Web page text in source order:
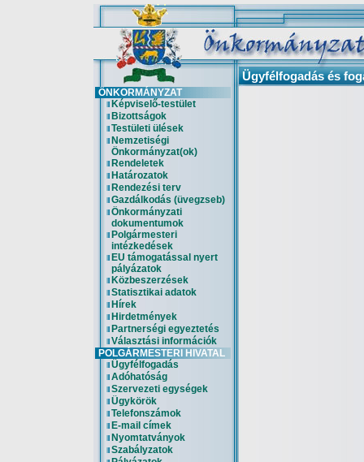
Ügyfélfogadás és
ÖNKORMÁNYZAT
Képviselő-testület
Bizottságok
Testületi ülések
Nemzetiségi
Önkormányzat(ok)
Rendeletek
Határozatok
Rendezési terv
Gazdálkodás (üvegzseb)
Önkormányzati
dokumentumok
Polgármesteri
intézkedések
EU támogatással nyert
pályázatok
Közbeszerzések
Statisztikai adatok
Hírek
Hirdetmények
Partnerségi egyeztetés
Választási információk
POLGÁRMESTERI HIVATAL
Ügyfélfogadás
Adóhatóság
Szervezeti egységek
Ügykörök
Telefonszámok
E-mail címek
Nyomtatványok
Szabályzatok